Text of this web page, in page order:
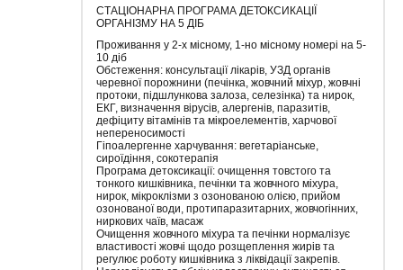
СТАЦІОНАРНА ПРОГРАМА ДЕТОКСИКАЦІЇ
ОРГАНІЗМУ НА 5 ДІБ
Проживання у 2-х місному, 1-но місному номері на 5-
10 діб
Обстеження: консультації лікарів, УЗД органів
черевної порожнини (печінка, жовчний міхур, жовчні
протоки, підшлункова залоза, селезінка) та нирок,
ЕКГ, визначення вірусів, алергенів, паразитів,
дефіциту вітамінів та мікроелементів, харчової
непереносимості
Гіпоалергенне харчування: вегетаріанське,
сироїдіння, сокотерапія
Програма детоксикації: очищення товстого та
тонкого кишківника, печінки та жовчного міхура,
нирок, мікроклізми з озонованою олією, прийом
озонованої води, протипаразитарних, жовчогінних,
ниркових чаїв, масаж
Очищення жовчного міхура та печінки нормалізує
властивості жовчі щодо розщеплення жирів та
регулює роботу кишківника з ліквідації закрепів.